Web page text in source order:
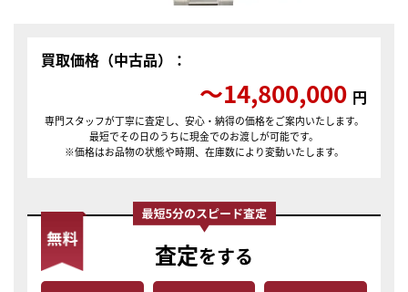
買取価格（中古品）：
〜14,800,000 円
専門スタッフが丁寧に査定し、安心・納得の価格をご案内いたします。
最短でその日のうちに現金でのお渡しが可能です。
※価格はお品物の状態や時期、在庫数により変動いたします。
査定をする